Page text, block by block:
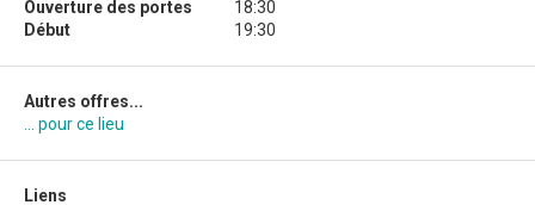
Ouverture des portes
Début
18:30
19:30
Autres offres...
... pour ce lieu
Liens